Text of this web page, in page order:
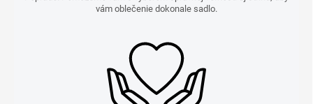
vám oblečenie dokonale sadlo.